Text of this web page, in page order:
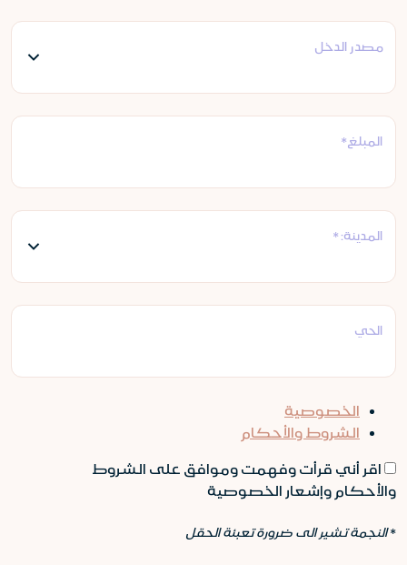
مصدر الدخل
المبلغ*
المدينة: *
الحي
الخصوصية
الشروط والأحكام
اقر أني قرأت وفهمت وموافق على الشروط
والأحكام وإشعار الخصوصية
* النجمة تشير الى ضرورة تعبئة الحقل